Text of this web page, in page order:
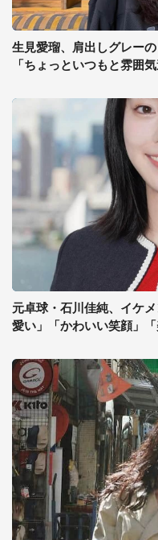
生見愛瑠、肩出しグレー
「ちょっといつもと雰囲
元卓球・石川佳純、イケ
愛い」「かわいい笑顔」